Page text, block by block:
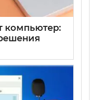
компьютер: